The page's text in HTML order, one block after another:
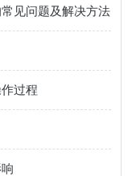
见问题及解决方法
过程